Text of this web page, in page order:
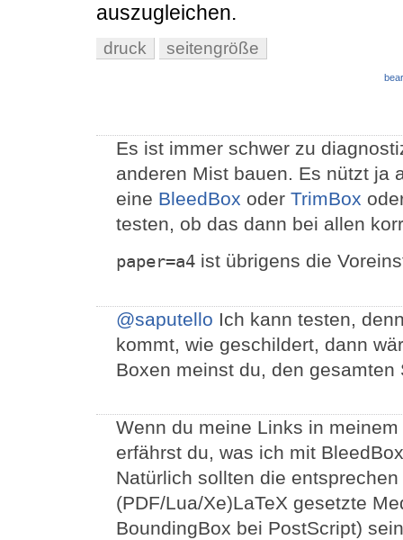
auszugleichen.
druck seitengröße
Es ist immer schwer zu
anderen Mist bauen. Es nützt ja
eine BleedBox oder TrimBox
testen, ob das dann bei allen
paper=a4 ist übrigens die
@saputello Ich kann testen,
kommt, wie geschildert, dann
Boxen meinst du, den
Wenn du meine Links in
erfährst du, was ich mit
Natürlich sollten die
(PDF/Lua/Xe)LaTeX gesetzte
BoundingBox bei PostScript)